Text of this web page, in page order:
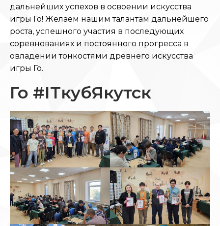
дальнейших успехов в освоении искусства
игры Го! Желаем нашим талантам дальнейшего
роста, успешного участия в последующих
соревнованиях и постоянного прогресса в
овладении тонкостями древнего искусства
игры Го.
Го #ITкубЯкутск